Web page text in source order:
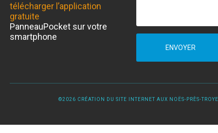
télécharger l’application
gratuite
PanneauPocket sur votre
smartphone
ENVOYER
©2026 CRÉATION DU SITE INTERNET AUX NOËS-PRÈS-